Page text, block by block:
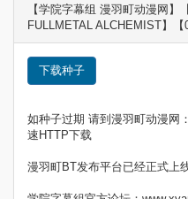
【学院字幕组 漫羽町动漫网
FULLMETAL ALCHEMIST】【
下载种子
如种子过期 请到漫羽町动漫网
速HTTP下载
漫羽町BT发布平台已经正式上